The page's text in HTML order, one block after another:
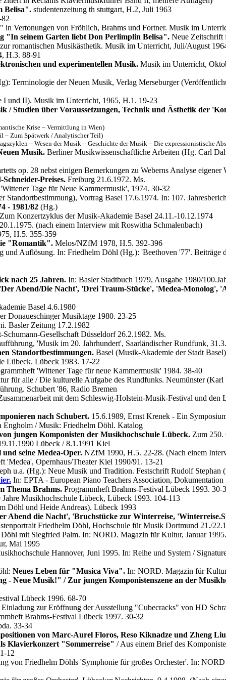
Belisa". studentenzeitung th stuttgart, H.2, Juli 1963
Vertonungen von Fröhlich, Brahms und Fortner. Musik im
"In seinem Garten liebt Don Perlimplin Belisa". Neue
romantischen Musikästhetik. Musik im Unterricht, Juli/August
H.3. 88-91
und experimentellen Musik. Musik im Unterricht,
Terminologie der Neuen Musik, Verlag Merseburger
I und II). Musik im Unterricht, 1965, H.1. 19-23
/ Studien über Voraussetzungen, Technik und Ästhetik der
Krise – Vermittlung in Wien)
– Zum Spätwerk / Analytischer Teil)
– Wesen der Musik – Geschichte der Musik – Die expressionistische
Musik. Berliner Musikwissenschaftliche Arbeiten (Hg. Carl
op. 28 nebst einigen Bemerkungen zu Weberns Analyse
Preises. Freiburg 21.6.1972. Ms.
Tage für Neue Kammermusik', 1974. 30-32
Standortbestimmung), Vortrag Basel 17.6.1974. In: 107.
- 1981/82 (Hg.)
Konzertzyklus der Musik-Akademie Basel 24.11.-10.12.1974
(nach einem Interview mit Roswitha Schmalenbach)
H.5. 355-359
"Romantik". Melos/NZfM 1978, H.5. 392-396
und Auflösung. In: Friedhelm Döhl (Hg.): 'Beethoven '77'. Beiträge
nach 25 Jahren. In: Basler Stadtbuch 1979, Ausgabe 1980/
Abend/Die Nacht', 'Drei Traum-Stücke', 'Medea-Monolog',
Basel 4.6.1980
Donaueschinger Musiktage 1980. 23-25
Basler Zeitung 17.2.1982
Gesellschaft Düsseldorf 26.2.1982. Ms.
'Musik im 20. Jahrhundert', Saarländischer Rundfunk,
Standortbestimmungen. Basel (Musik-Akademie der Stadt
Lübeck. Lübeck 1983. 17-22
'Wittener Tage für neue Kammermusik' 1984. 38-40
für alle / Die kulturelle Aufgabe des Rundfunks. Neumünster (Karl
Schubert '86, Radio Bremen
mit dem Schleswig-Holstein-Musik-Festival und
nach Schubert. 15.6.1989, Ernst Krenek - Ein
Engholm / Musik: Friedhelm Döhl. Katalog
jungen Komponisten der Musikhochschule Lübeck. Zum 250.
Lübeck / 8.1.1991 Kiel
seine Medea-Oper. NZfM 1990, H.5. 22-28. (Nach einem
'Medea', Opernhaus/Theater Kiel 1990/91. 13-21
u.a. (Hg.): Neue Musik und Tradition. Festschrift Rudolf Stephan
In: EPTA - European Piano Teachers Association,
Thema Brahms. Programmheft Brahms-Festival Lübeck 1993. 30-
Musikhochschule Lübeck, Lübeck 1993. 104-113
Döhl und Heide Andreas). Lübeck 1993
Abend die Nacht', 'Bruchstücke zur Winterreise,
Friedhelm Döhl, Hochschule für Musik Dortmund 21./
Döhl mit Siegfried Palm. In: NORD. Magazin für Kultur, Januar
Mai 1995
Hannover, Juni 1995. In: Reihe und System /
Neues Leben für "Musica Viva". In: NORD. Magazin für
- Neue Musik!" / Zur jungen Komponistenszene an der
Lübeck 1996. 68-70
zur Eröffnung der Ausstellung "Cubecracks" von HD
Brahms-Festival Lübeck 1997. 30-32
33-34
von Marc-Aurel Floros, Reso Kiknadze und Zheng
Klavierkonzert "Sommerreise" / Aus einem Brief des
12
von Friedhelm Döhls 'Symphonie für großes Orchester'. In: